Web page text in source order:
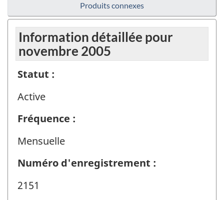
Produits connexes
Information détaillée pour
novembre 2005
Statut :
Active
Fréquence :
Mensuelle
Numéro d'enregistrement :
2151